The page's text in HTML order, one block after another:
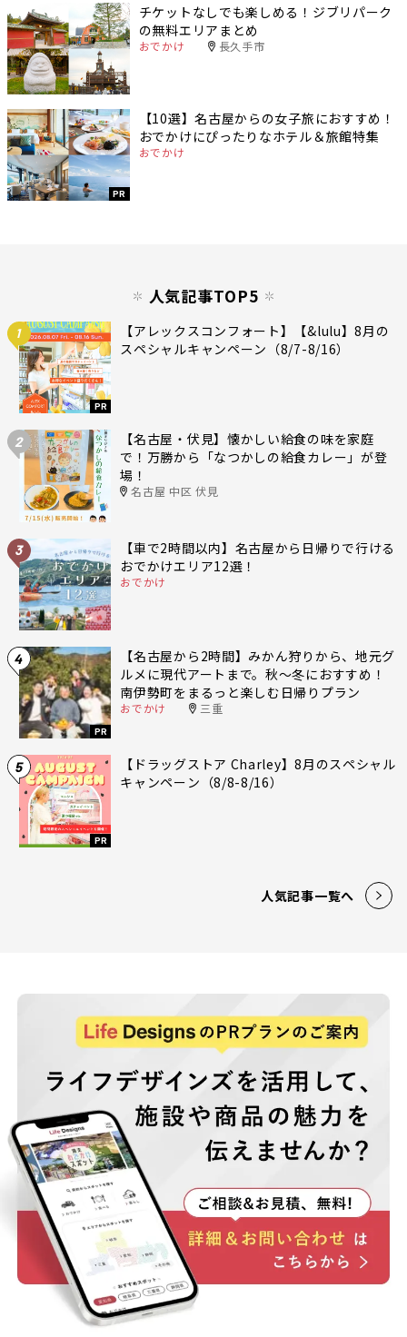
チケットなしでも楽しめる！ジブリパーク
の無料エリアまとめ
おでかけ 長久手市
PR
【10選】名古屋からの女子旅におすすめ！
おでかけにぴったりなホテル＆旅館特集
おでかけ
人気記事TOP5
1
PR
【アレックスコンフォート】【&lulu】8月の
スペシャルキャンペーン（8/7-8/16）
2
【名古屋・伏見】懐かしい給食の味を家庭
で！万勝から「なつかしの給食カレー」が登
場！
名古屋 中区 伏見
3
【車で2時間以内】名古屋から日帰りで行ける
おでかけエリア12選！
おでかけ
4
PR
【名古屋から2時間】みかん狩りから、地元グ
ルメに現代アートまで。秋〜冬におすすめ！
南伊勢町をまるっと楽しむ日帰りプラン
おでかけ 三重
5
PR
【ドラッグストア Charley】8月のスペシャル
キャンペーン（8/8-8/16）
人気記事一覧へ